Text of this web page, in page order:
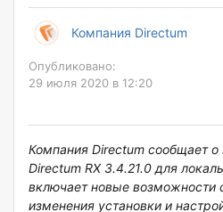
Компания Directum
Опубликовано:
29 июля 2020 в 12:20
Компания Directum сообщает
Directum RX 3.4.21.0 для
включает новые возможности
изменения установки и